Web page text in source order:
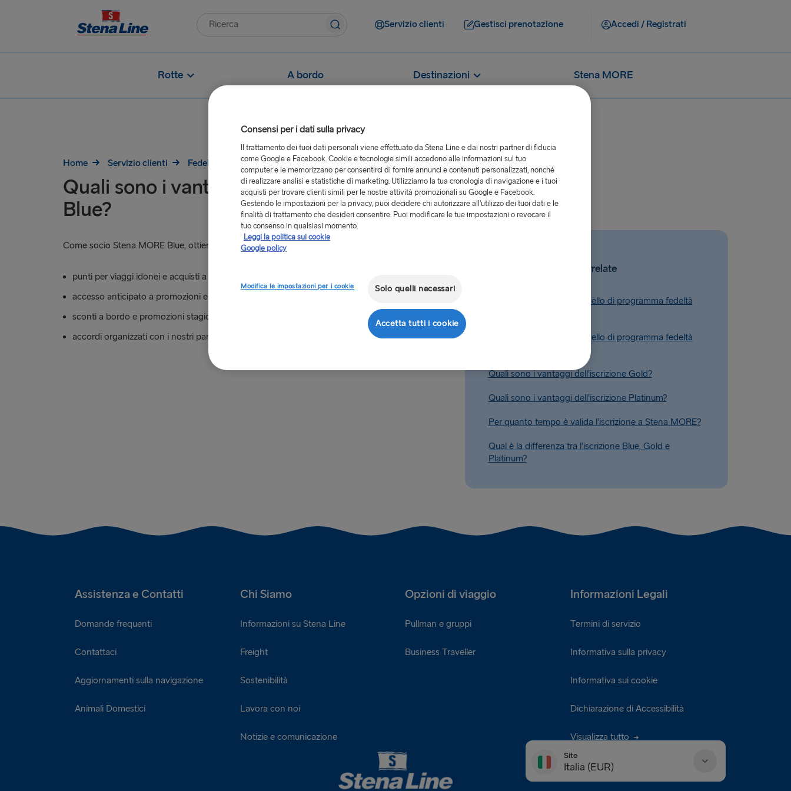
Servizio clienti Gestisci prenotazione Accedi / Registrati
Rotte A bordo Destinazioni Stena MORE
Home Servizio clienti Fedeltà Quali sono i vantaggi dell’iscrizione Blue?
Quali sono i vantaggi dell’iscrizione
Blue?
Come socio Stena MORE Blue, ottieni:
punti per viaggi idonei e acquisti a bordo
accesso anticipato a promozioni e offerte speciali del sito web
sconti a bordo e promozioni stagionali nel nostro negozio
accordi organizzati con i nostri partner a terra in regioni selezionate.
Domande correlate
Come posso passare al livello di programma fedeltà
Come posso passare al livello di programma fedeltà
Quali sono i vantaggi dell’iscrizione Gold?
Quali sono i vantaggi dell’iscrizione Platinum?
Per quanto tempo è valida l’iscrizione a Stena MORE?
Qual è la differenza tra l’iscrizione Blue, Gold e
Platinum?
Assistenza e Contatti Chi Siamo Opzioni di viaggio Informazioni Legali
Domande frequenti
Contattaci
Aggiornamenti sulla navigazione
Animali Domestici
Informazioni su Stena Line
Freight
Sostenibilità
Lavora con noi
Notizie e comunicazione
Pullman e gruppi
Business Traveller
Termini di servizio
Informativa sulla privacy
Informativa sui cookie
Dichiarazione di Accessibilità
Visualizza tutto
Site
Italia (EUR)
Consensi per i dati sulla privacy
Il trattamento dei tuoi dati personali viene effettuato da Stena Line e dai nostri partner di fiducia
come Google e Facebook. Cookie e tecnologie simili accedono alle informazioni sul tuo
computer e le memorizzano per consentirci di fornire annunci e contenuti personalizzati, nonché
di realizzare analisi e statistiche di marketing. Utilizziamo la tua cronologia di navigazione e i tuoi
acquisti per trovare clienti simili per le nostre attività promozionali su Google e Facebook.
Gestendo le impostazioni per la privacy, puoi decidere chi autorizzare all’utilizzo dei tuoi dati e le
finalità di trattamento che desideri consentire. Puoi modificare le tue impostazioni o revocare il
tuo consenso in qualsiasi momento.
Leggi la politica sui cookie
Google policy
Modifica le impostazioni per i cookie Solo quelli necessari
Accetta tutti i cookie